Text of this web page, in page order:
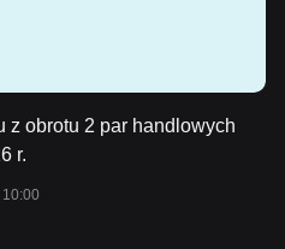
z obrotu 2 par handlowych
r.